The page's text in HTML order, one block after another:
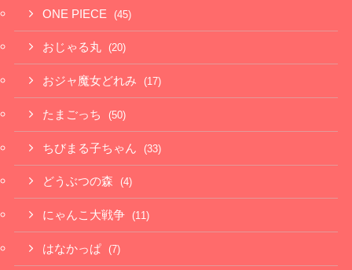
ONE PIECE (45)
おじゃる丸 (20)
おジャ魔女どれみ (17)
たまごっち (50)
ちびまる子ちゃん (33)
どうぶつの森 (4)
にゃんこ大戦争 (11)
はなかっぱ (7)